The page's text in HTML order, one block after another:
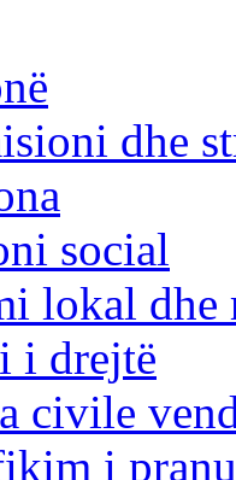
dhe
social
lokal dhe
i drejtë
civile
i